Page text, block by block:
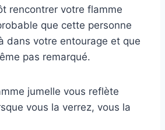
rencontrer votre flamme
que cette personne
dans votre entourage et que
pas remarqué.
jumelle vous reflète
vous la verrez, vous la